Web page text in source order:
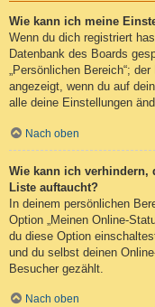
Wie kann ich meine
Wenn du dich registriert
Datenbank des Boards
„Persönlichen Bereich“;
angezeigt, wenn du auf
alle deine Einstellungen
Nach oben
Wie kann ich verhindern,
Liste auftaucht?
In deinem persönlichen
Option „Meinen Online-
du diese Option
und du selbst deinen
Besucher gezählt.
Nach oben